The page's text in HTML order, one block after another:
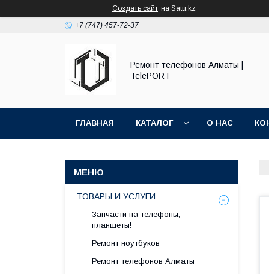
Создать сайт на Satu.kz
+7 (747) 457-72-37
Ремонт телефонов Алматы |
TelePORT
ГЛАВНАЯ КАТАЛОГ О НАС
ТОВАРЫ И УСЛУГИ
Запчасти на телефоны,
планшеты!
Ремонт ноутбуков
Ремонт телефонов Алматы